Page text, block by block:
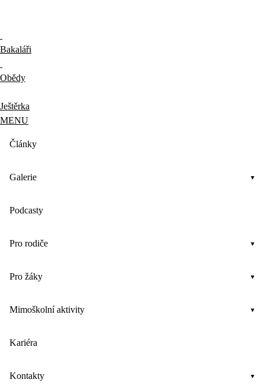
Bakaláři
Obědy
Ještěrka
MENU
Články
Galerie
Podcasty
Pro rodiče
Pro žáky
Mimoškolní aktivity
Kariéra
Kontakty